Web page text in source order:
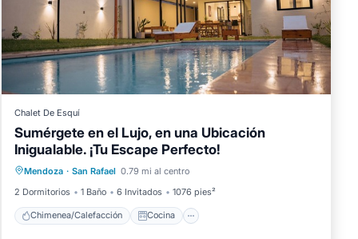
Chalet De Esquí
Sumérgete en el Lujo, en una Ubicación
Inigualable. ¡Tu Escape Perfecto!
Mendoza · San Rafael 0.79 mi al centro
2 Dormitorios
1 Baño 6 Invitados 1076 pies²
Chimenea/Calefacción Cocina
Chimenea/Calefacción
Cocina
Aire acondicionado
Internet